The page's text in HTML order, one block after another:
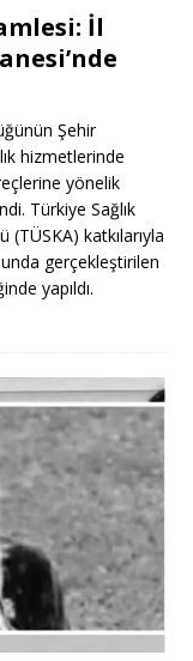
İl
Şehir
hizmetlerinde
yönelik
Türkiye Sağlık
katkılarıyla
gerçekleştirilen
yapıldı.